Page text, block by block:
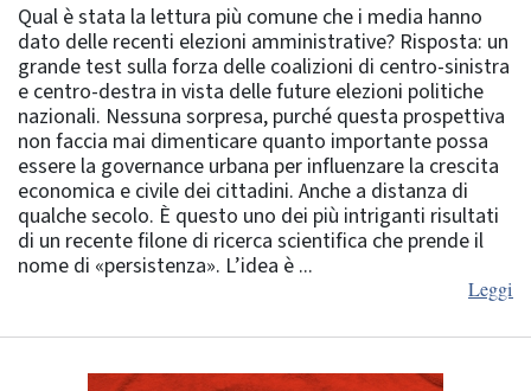
Qual è stata la lettura più comune che i media hanno
dato delle recenti elezioni amministrative? Risposta: un
grande test sulla forza delle coalizioni di centro-sinistra
e centro-destra in vista delle future elezioni politiche
nazionali. Nessuna sorpresa, purché questa prospettiva
non faccia mai dimenticare quanto importante possa
essere la governance urbana per influenzare la crescita
economica e civile dei cittadini. Anche a distanza di
qualche secolo. È questo uno dei più intriganti risultati
di un recente filone di ricerca scientifica che prende il
nome di «persistenza». L’idea è ...
Leggi